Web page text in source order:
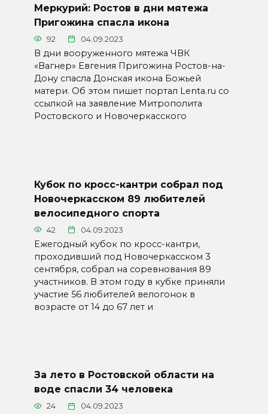
Меркурий: Ростов в дни мятежа
Пригожина спасла икона
92 04.09.2023
В дни вооруженного мятежа ЧВК
«Вагнер» Евгения Пригожина Ростов-на-
Дону спасла Донская икона Божьей
матери. Об этом пишет портал Lenta.ru со
ссылкой на заявление Митрополита
Ростовского и Новочеркасского
Кубок по кросс-кантри собрал под
Новочеркасском 89 любителей
велосипедного спорта
42 04.09.2023
Ежегодный кубок по кросс-кантри,
проходивший под Новочеркасском 3
сентября, собрал на соревнования 89
участников. В этом году в кубке приняли
участие 56 любителей велогонок в
возрасте от 14 до 67 лет и
За лето в Ростовской области на
воде спасли 34 человека
24 04.09.2023